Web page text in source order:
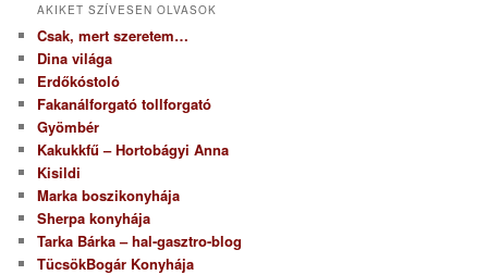
AKIKET SZÍVESEN OLVASOK
Csak, mert szeretem…
Dina világa
Erdőkóstoló
Fakanálforgató tollforgató
Gyömbér
Kakukkfű – Hortobágyi Anna
Kisildi
Marka boszikonyhája
Sherpa konyhája
Tarka Bárka – hal-gasztro-blog
TücsökBogár Konyhája